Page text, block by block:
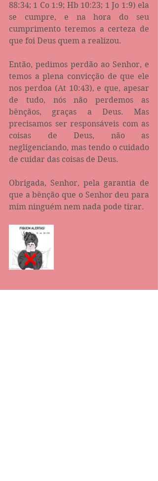
88:34; 1 Co 1:9; Hb 10:23; 1 Jo 1:9) ela
se cumpre, e na hora do seu
cumprimento teremos a certeza de
que foi Deus quem a realizou.
Então, pedimos perdão ao Senhor, e
temos a plena convicção de que ele
nos perdoa (At 10:43), e que, apesar
de tudo, nós não perdemos as
bênçãos, graças a Deus. Mas
precisamos ser responsáveis com as
coisas de Deus, não as
negligenciando, mas tendo o cuidado
de cuidar das coisas de Deus.
Obrigada, Senhor, pela garantia de
que a bênção que o Senhor deu para
mim ninguém nem nada pode tirar.